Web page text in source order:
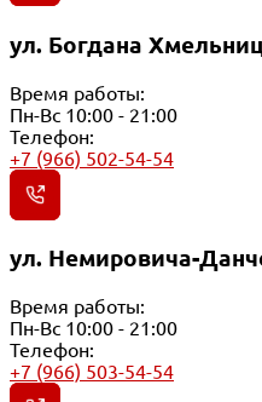
ул. Богдана
Время работы:
Пн-Вс 10:00 - 21:00
Телефон:
+7 (966) 502-54-54
ул. Немировича-
Время работы:
Пн-Вс 10:00 - 21:00
Телефон:
+7 (966) 503-54-54